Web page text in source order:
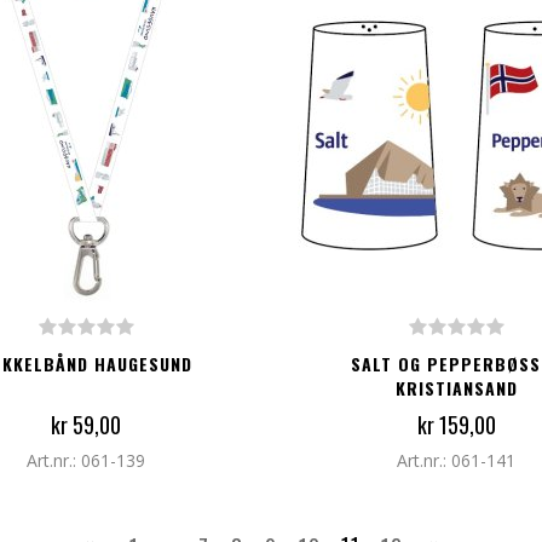
TIL I HANDLEKURV
HAUGESUND
kr 59,00
Art.nr.: 061-139
LEGG TIL I HANDLEKURV
SALT OG
KRISTIANSAND
kr 159,00
Art.nr.: 061-141